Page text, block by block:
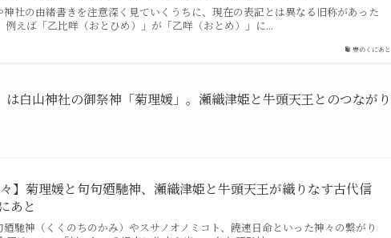
豊のくにあと
社の由緒書きを注意深く見ていくうちに、現在の表記とは異なる旧称があった
例えば「乙比咩（おとひめ）」が「乙咩（おとめ）」に...
白山神社の御祭神「菊理媛」。瀬織津姫と牛頭天王とのつながり
々】菊理媛と句句廼馳神、瀬織津姫と牛頭天王が織りなす古代信
あと
馳神（くくのちのかみ）やスサノオノミコト、饒速日命といった神々の繋がり